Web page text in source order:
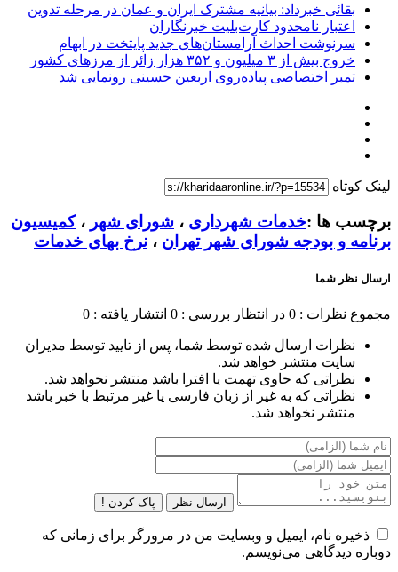
بقائی خبرداد: بیانیه مشترک ایران و عمان در مرحله تدوین
اعتبار نامحدود کارت‌بلیت خبرنگاران
سرنوشت احداث آرامستان‌های جدید پایتخت در ابهام
خروج بیش از ۳ میلیون و ۳۵۲ هزار زائر از مرزهای کشور
تمبر اختصاصی پیاده‌روی اربعین حسینی رونمایی شد
لینک کوتاه
برچسب ها :خدمات شهرداری ، شورای شهر ،کمیسیون
برنامه و بودجه شورای شهر تهران ، نرخ بهای خدمات
ارسال نظر شما
مجموع نظرات : 0 در انتظار بررسی : 0 انتشار یافته : 0
نظرات ارسال شده توسط شما، پس از تایید توسط مدیران
سایت منتشر خواهد شد.
نظراتی که حاوی تهمت یا افترا باشد منتشر نخواهد شد.
نظراتی که به غیر از زبان فارسی یا غیر مرتبط با خبر باشد
منتشر نخواهد شد.
ارسال نظر پاک کردن !
ذخیره نام، ایمیل و وبسایت من در مرورگر برای زمانی که
دوباره دیدگاهی می‌نویسم.